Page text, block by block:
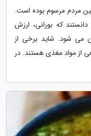
مردم مرسوم بوده است.
که بورانی، ارزش
می شود. شاید برخی از
از مواد مغذی هستند. در